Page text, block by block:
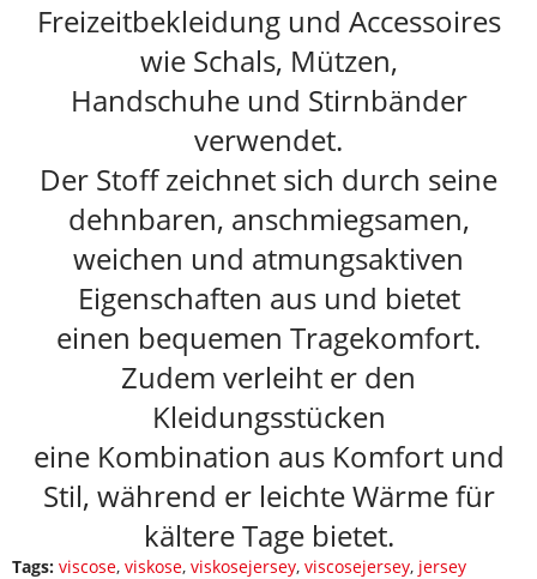
Freizeitbekleidung und Accessoires
wie Schals, Mützen,
Handschuhe und Stirnbänder
verwendet.
Der Stoff zeichnet sich durch seine
dehnbaren, anschmiegsamen,
weichen und atmungsaktiven
Eigenschaften aus und bietet
einen bequemen Tragekomfort.
Zudem verleiht er den
Kleidungsstücken
eine Kombination aus Komfort und
Stil, während er leichte Wärme für
kältere Tage bietet.
Tags: viscose, viskose, viskosejersey, viscosejersey, jersey